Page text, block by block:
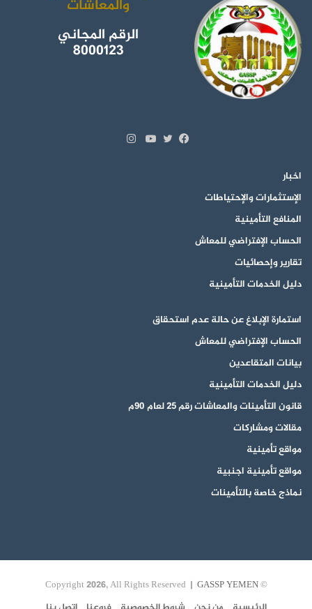
والمعاشات
الرقم المجاني
8000123
اخبار
الإستثمارات والإحتياطات
المنافع التأمينية
الحساب الإفتراضي للمعاش
تقارير وإحصائيات
دليل الخدمات التأمينية
استمارة الإبلاغ عن حالة عدم استحقاق
الحساب الإفتراضي للمعاش
بيانات المتقاعدين
دليل الخدمات التأمينية
قانون التأمينات والمعاشات رقم 25 لعام 90م
مقالات ومشاركات
مواقع تأمينية
مواقع تأمينية اجنبية
نماذج خاصة بالتأمينات
© Copyright 2026, All Rights Reserved |
GASSP YEMEN